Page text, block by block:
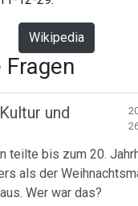
Wikipedia
und
teilte bis zum 20.
als der
Wer war das?